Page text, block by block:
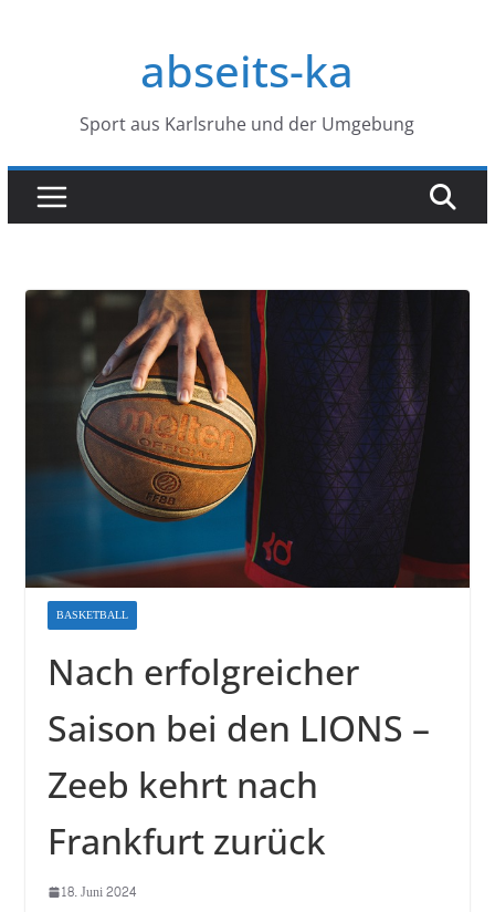
abseits-ka
Sport aus Karlsruhe und der Umgebung
BASKETBALL
Nach erfolgreicher
Saison bei den LIONS –
Zeeb kehrt nach
Frankfurt zurück
18. Juni 2024